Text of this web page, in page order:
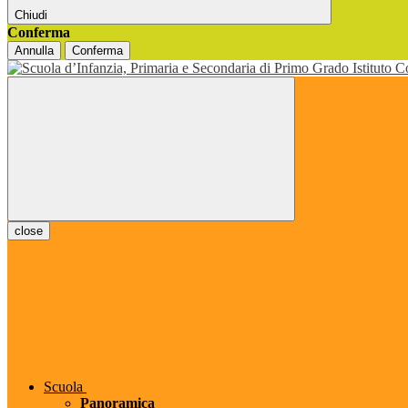
Chiudi
Conferma
Annulla Conferma
close
Scuola
Panoramica